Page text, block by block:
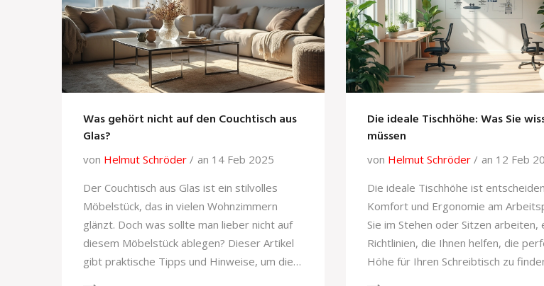
Was gehört nicht auf den Couchtisch aus
Glas?
von Helmut Schröder
an 14 Feb 2025
Der Couchtisch aus Glas ist ein stilvolles
Möbelstück, das in vielen Wohnzimmern
glänzt. Doch was sollte man lieber nicht auf
diesem Möbelstück ablegen? Dieser Artikel
gibt praktische Tipps und Hinweise, um die
Die ideale Tischhöhe: Was Sie
müssen
von Helmut Schröder
an 12 Feb
Die ideale Tischhöhe ist
Komfort und Ergonomie am
Sie im Stehen oder Sitzen arbeiten,
Richtlinien, die Ihnen helfen, die
Höhe für Ihren Schreibtisch zu